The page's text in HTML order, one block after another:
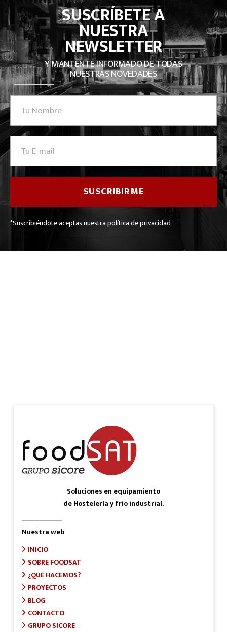
SUSCRÍBETE A
NUESTRA
NEWSLETTER
Y MANTENTE INFORMADO DE TODAS
NUESTRAS NOVEDADES
*Suscribiéndote aceptas nuestra política de privacidad
Soluciones en equipamiento
de Hostelería y frío industrial.
Nuestra web
INICIO
SOBRE FOODSAT
¿QUÉ HACEMOS?
PROYECTOS
BLOG
CONTACTO
GRUPO SICORE